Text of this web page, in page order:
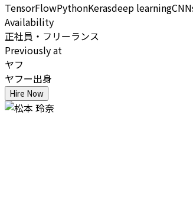
TensorFlowPythonKerasdeep learning
Availability
正社員・フリーランス
Previously at
ヤフ
ヤフー出身
Hire Now